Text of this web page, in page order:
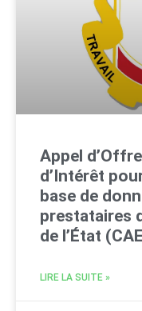
Appel
d’Intérêt
base de
prestataires
de l’État
LIRE LA SUITE »